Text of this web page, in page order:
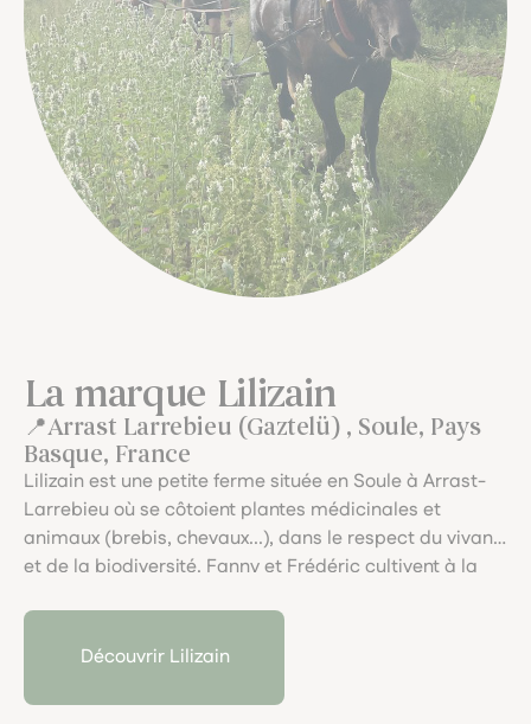
La marque Lilizain
Arrast Larrebieu (Gaztelü) , Soule, Pays
Basque, France
Lilizain est une petite ferme située en Soule à Arrast-
Larrebieu où se côtoient plantes médicinales et
animaux (brebis, chevaux...), dans le respect du vivant
et de la biodiversité. Fanny et Frédéric cultivent à la
de Gaztelü, de la graine jusqu'à la plante et pratiquent
des cueillettes de plantes sauvages.Eaux florales,
aromates) issus de plantes transformées par leurs
Découvrir Lilizain